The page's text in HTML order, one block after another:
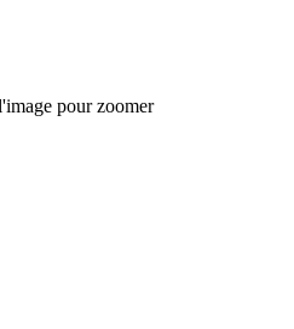
pour zoomer